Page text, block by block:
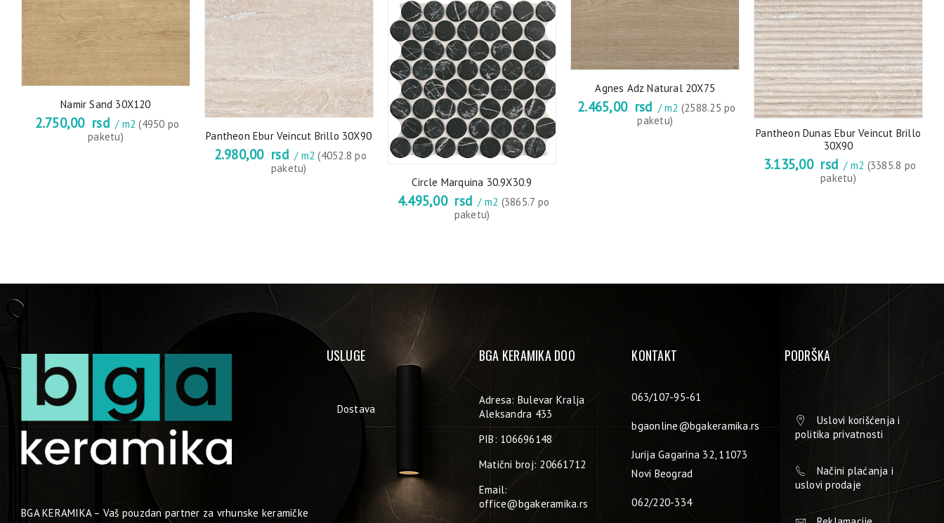
Namir Sand 30X120
2.750,00 rsd / m2(4950 po
paketu)
Pantheon Ebur Veincut Brillo 30X90
2.980,00 rsd / m2(4052.8 po
paketu)
Circle Marquina 30.9X30.9
4.495,00 rsd / m2 (3865.7 po
paketu)
Agnes Adz Natural 20X75
2.465,00 rsd / m2 (2588.25 po
paketu)
Pantheon Dunas Ebur Veincut Brillo
30X90
3.135,00 rsd / m2 (3385.8 po
paketu)
BGA KERAMIKA – Vaš pouzdan partner za vrhunske keramičke
USLUGE
Dostava
BGA KERAMIKA DOO
Adresa: Bulevar Kralja
Aleksandra 433
PIB: 106696148
Matični broj: 20661712
Email:
office@bgakeramika.rs
KONTAKT
063/107-95-61
bgaonline@bgakeramika.rs
Jurija Gagarina 32, 11073
Novi Beograd
062/220-334
PODRŠKA
Uslovi korišćenja i
politika privatnosti
Načini plaćanja i
uslovi prodaje